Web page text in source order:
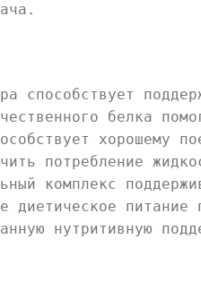
способствует
белка
хорошему
потребление
комплекс
диетическое
нутритивную